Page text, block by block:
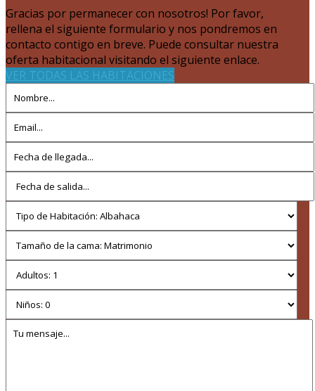
Gracias por permanecer con nosotros! Por favor,
rellena el siguiente formulario y nos pondremos en
contacto contigo en breve. Puede consultar nuestra
oferta habitacional visitando el siguiente enlace.
VER TODAS LAS HABITACIONES